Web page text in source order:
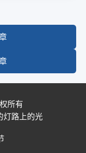
所有
灯路上的光